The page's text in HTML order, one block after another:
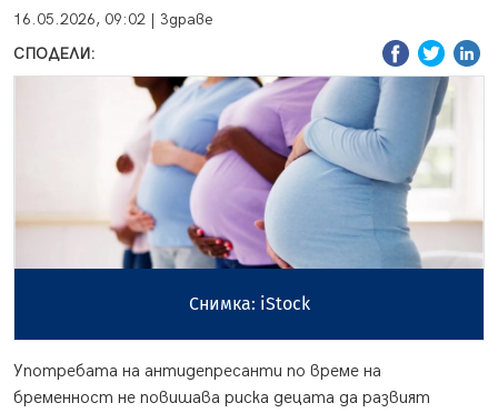
16.05.2026, 09:02 | Здраве
СПОДЕЛИ:
Снимка: iStock
Употребата на антидепресанти по време на
бременност не повишава риска децата да развият